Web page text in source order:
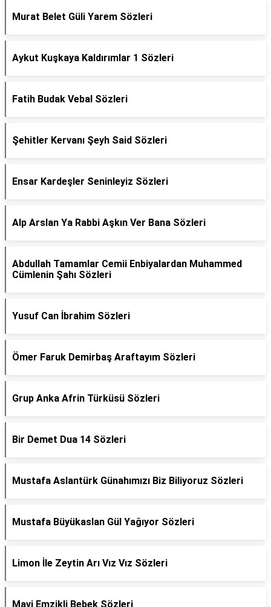
Murat Belet Güli Yarem Sözleri
Aykut Kuşkaya Kaldırımlar 1 Sözleri
Fatih Budak Vebal Sözleri
Şehitler Kervanı Şeyh Said Sözleri
Ensar Kardeşler Seninleyiz Sözleri
Alp Arslan Ya Rabbi Aşkın Ver Bana Sözleri
Abdullah Tamamlar Cemii Enbiyalardan Muhammed
Cümlenin Şahı Sözleri
Yusuf Can İbrahim Sözleri
Ömer Faruk Demirbaş Araftayım Sözleri
Grup Anka Afrin Türküsü Sözleri
Bir Demet Dua 14 Sözleri
Mustafa Aslantürk Günahımızı Biz Biliyoruz Sözleri
Mustafa Büyükaslan Gül Yağıyor Sözleri
Limon İle Zeytin Arı Vız Vız Sözleri
Mavi Emzikli Bebek Sözleri